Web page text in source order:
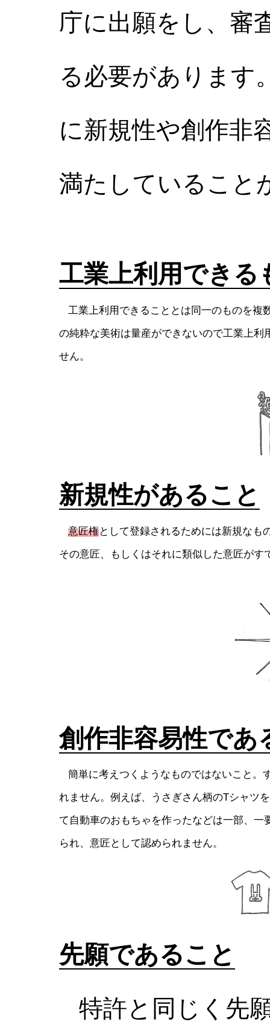
庁に出願をし、審
る必要があります
に新規性や創作非
満たしていること
工業上利用できる
工業上利用できることとは同一のものを複
の純粋な美術は量産ができないので工業上
せん。
新規性があること
意匠権として登録されるためには新規なも
その意匠、もしくはそれに類似した意匠が
創作非容易性であ
簡単に考えつくようなものではないこと。
れません。例えば、うさぎさん柄のTシャツ
て自動車のおもちゃを作ったなどは一部、
られ、意匠として認められません。
先願であること
特許と同じく先